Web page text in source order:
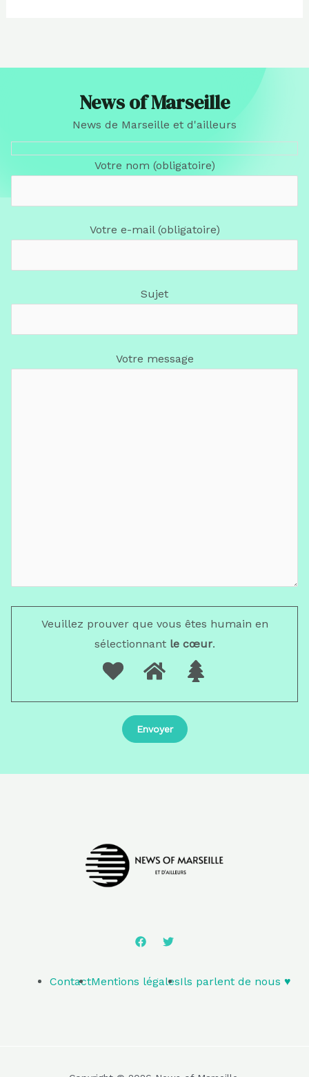
News of Marseille
News de Marseille et d'ailleurs
Votre nom (obligatoire)
Votre e-mail (obligatoire)
Sujet
Votre message
Veuillez prouver que vous êtes humain en
sélectionnantle cœur.
ContactMentions légalesIls parlent de nous ♥️